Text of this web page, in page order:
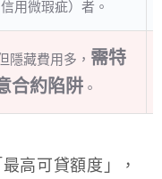
用微瑕疵）者。
隱藏費用多， 需特
合約陷阱 。
高可貸額度」，